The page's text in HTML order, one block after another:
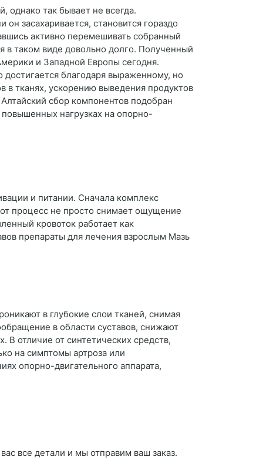
однако так бывает не всегда.
засахаривается, становится гораздо
активно перемешивать собранный
в таком виде довольно долго. Полученный
и Западной Европы сегодня.
благодаря выраженному, но
в тканях, ускорению выведения продуктов
сбор компонентов подобран
нагрузках на опорно-
и питании. Сначала комплекс
процесс не просто снимает ощущение
кровоток работает как
препараты для лечения взрослым Мазь
в глубокие слои тканей, снимая
в области суставов, снижают
В отличие от синтетических средств,
на симптомы артроза или
опорно-двигательного аппарата,
все детали и мы отправим ваш заказ.